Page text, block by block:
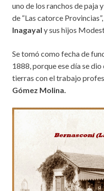
uno de los ranchos de paja
de “Las catorce
Inagayal y sus hijos
Se tomó como fecha de
1888, porque ese día se
tierras con el trabajo
Gómez Molina.